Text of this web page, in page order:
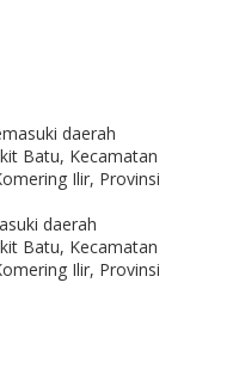
daerah
Batu, Kecamatan
Ilir, Provinsi